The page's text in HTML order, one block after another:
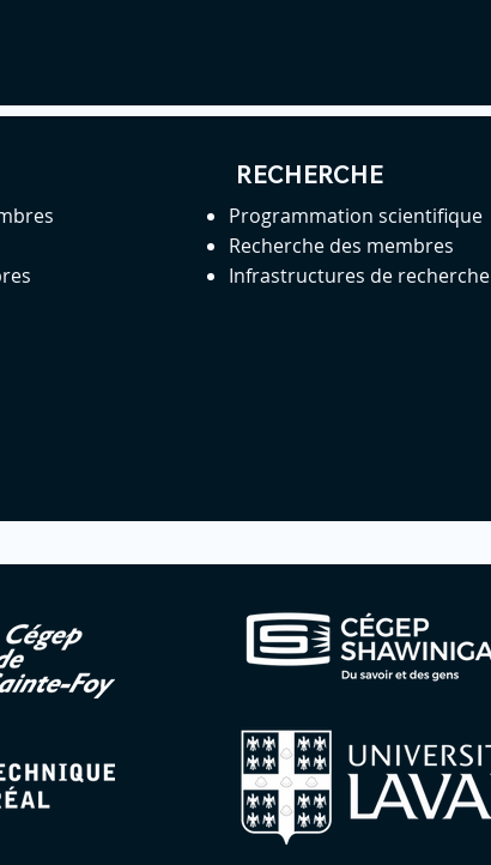
RECHERCHE
Programmation scientifique
Recherche des membres
Infrastructures de recherche